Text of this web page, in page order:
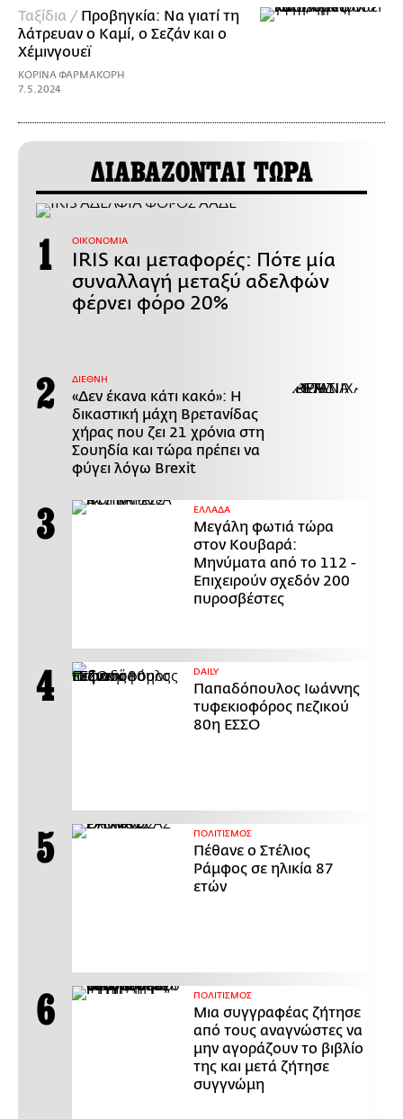
Ταξίδια / Προβηγκία: Να γιατί τη
λάτρευαν ο Καμί, ο Σεζάν και ο
Χέμινγουεϊ
ΚΟΡΙΝΑ ΦΑΡΜΑΚΟΡΗ
7.5.2024
ΔΙΑΒΑΖΟΝΤΑΙ ΤΩΡΑ
ΟΙΚΟΝΟΜΙΑ
IRIS και μεταφορές: Πότε μία
συναλλαγή μεταξύ αδελφών
φέρνει φόρο 20%
ΔΙΕΘΝΗ
«Δεν έκανα κάτι κακό»: Η
δικαστική μάχη Βρετανίδας
χήρας που ζει 21 χρόνια στη
Σουηδία και τώρα πρέπει να
φύγει λόγω Brexit
ΕΛΛΑΔΑ
Μεγάλη φωτιά τώρα
στον Κουβαρά:
Μηνύματα από το 112 -
Επιχειρούν σχεδόν 200
πυροσβέστες
DAILY
Παπαδόπουλος Ιωάννης
τυφεκιοφόρος πεζικού
80η ΕΣΣΟ
ΠΟΛΙΤΙΣΜΟΣ
Πέθανε ο Στέλιος
Ράμφος σε ηλικία 87
ετών
ΠΟΛΙΤΙΣΜΟΣ
Μια συγγραφέας ζήτησε
από τους αναγνώστες να
μην αγοράζουν το βιβλίο
της και μετά ζήτησε
συγγνώμη